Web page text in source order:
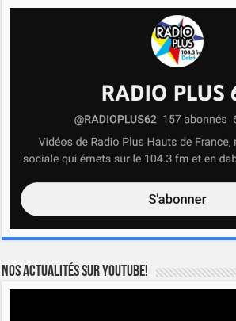
Nos actualités sur YOUTUBE!